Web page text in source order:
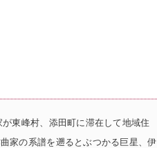
東峰村、添田町に滞在して地域住
家の系譜を遡るとぶつかる巨星、伊